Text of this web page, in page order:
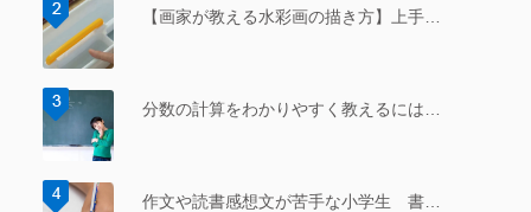
【画家が教える水彩画の描き方】上手…
分数の計算をわかりやすく教えるには…
作文や読書感想文が苦手な小学生 書…